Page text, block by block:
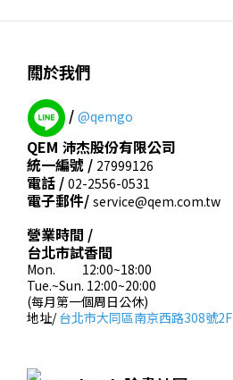
關於我們
/ @qemgo
QEM 沛杰股份有限公司
統一編號 / 27999126
電話 / 02-2556-0531
電子郵件/ service@qem.com.tw
營業時間 /
台北市試香間
Mon. 12:00~18:00
Tue.~Sun. 12:00~20:00
(每月第一個周日公休)
地址/台北市大同區南京西路308號2F